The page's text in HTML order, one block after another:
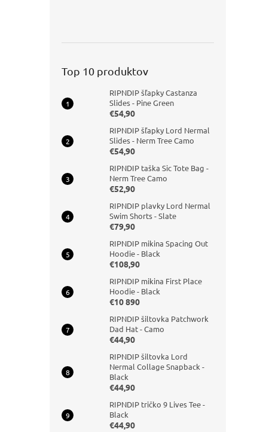
Top 10 produktov
RIPNDIP šľapky Castanza
Slides - Pine Green
€54,90
RIPNDIP šľapky Lord Nermal
Slides - Nerm Tree Camo
€54,90
RIPNDIP taška Sic Tote Bag -
Nerm Tree Camo
€52,90
RIPNDIP plavky Lord Nermal
Swim Shorts - Slate
€79,90
RIPNDIP mikina Spacing Out
Hoodie - Black
€108,90
RIPNDIP mikina First Place
Hoodie - Black
€10 890
RIPNDIP šiltovka Patchwork
Dad Hat - Camo
€44,90
RIPNDIP šiltovka Lord
Nermal Collage Snapback -
Black
€44,90
RIPNDIP tričko 9 Lives Tee -
Black
€44,90